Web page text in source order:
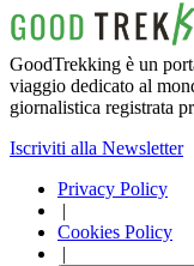
GoodTrekking è un
viaggio dedicato al
giornalistica registrata
Iscriviti alla Newsletter
Privacy Policy
|
Cookies Policy
|